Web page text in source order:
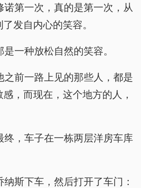
诺第一次，真的是第一次，从
发自内心的笑容。
一种放松自然的笑容。
之前一路上见的那些人，都是
，而现在，这个地方的人，
终，车子在一栋两层洋房车库
斯下车，然后打开了车门：